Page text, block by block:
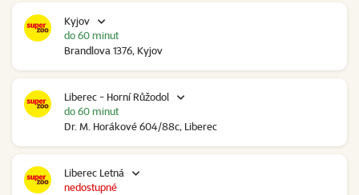
Kyjov
Brandlova 1376, Kyjov
do 60 minut
Liberec - Horní Růžodol
Dr. M. Horákové 604/88c, Liberec
do 60 minut
Liberec Letná
nedostupné